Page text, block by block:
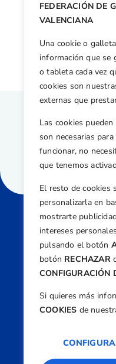
FEDERACIÓN DE
VALENCIANA
Una cookie o
información que se
o tableta cada vez
cookies son
externas que
Las cookies
son necesarias
funcionar, no
que tenemos
El resto de cookies
personalizarla en
mostrarte
intereses
pulsando el botón
botón RECHAZAR
CONFIGURACIÓN
Si quieres más
COOKIES de